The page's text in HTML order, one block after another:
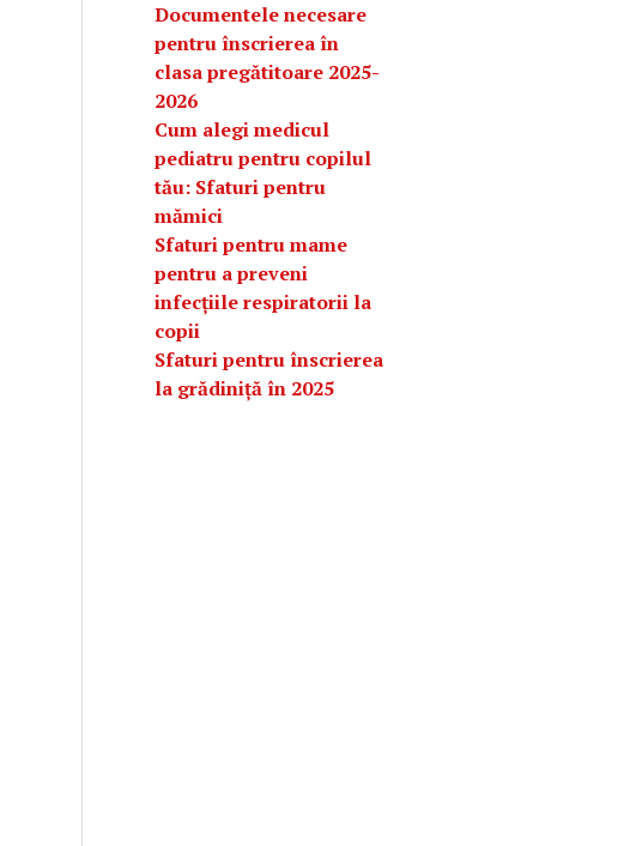
Documentele necesare
pentru înscrierea în
clasa pregătitoare 2025-
2026
Cum alegi medicul
pediatru pentru copilul
tău: Sfaturi pentru
mămici
Sfaturi pentru mame
pentru a preveni
infecțiile respiratorii la
copii
Sfaturi pentru înscrierea
la grădiniță în 2025